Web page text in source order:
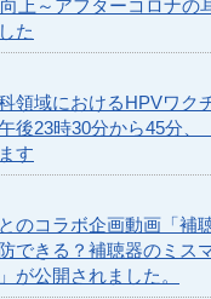
上～アフターコロナの
た
領域におけるHPVワク
後23時30分から45分、
す
のコラボ企画動画「補
できる？補聴器のミス
が公開されました。